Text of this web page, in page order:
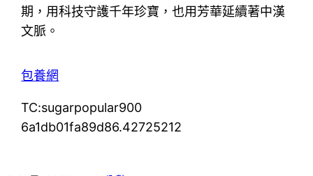
期，用科技守護千年珍寶，也用芳華延續著中漢
文脈。
包養網
TC:sugarpopular900
6a1db01fa89d86.42725212